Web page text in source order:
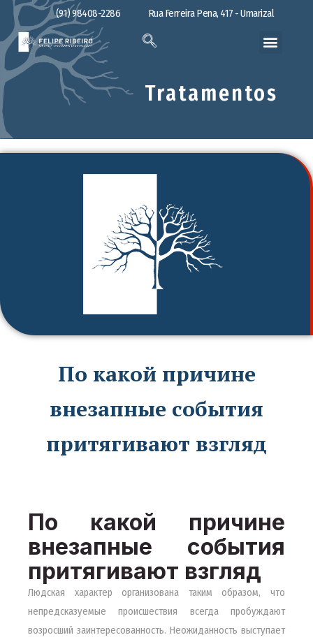
(91) 98408-2286 Rua Ferreira Pena, 417 - Umarizal
Tratamentos
По какой причине
внезапные события
притягивают взгляд
По какой причине
внезапные события
притягивают взгляд
Людская характер организована таким образом, что
непредсказуемые происшествия всегда пробуждают
возросший заинтересованность. Неожиданность выступает